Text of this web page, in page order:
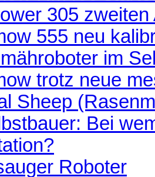
305
555 neu
im
trotz neue
Sheep
Bei
Roboter